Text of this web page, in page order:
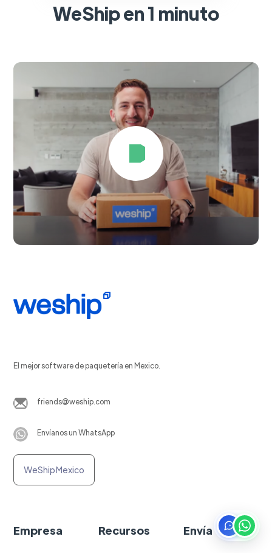
WeShip en 1 minuto
El mejor software de paquetería en Mexico.
friends@weship.com
Envíanos un WhatsApp
WeShip Mexico
Empresa Recursos Envía